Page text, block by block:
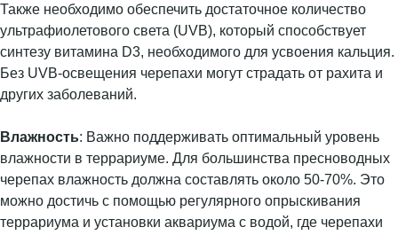
Также необходимо обеспечить достаточное количество
ультрафиолетового света (UVB), который способствует
синтезу витамина D3, необходимого для усвоения кальция.
Без UVB-освещения черепахи могут страдать от рахита и
других заболеваний.
Влажность: Важно поддерживать оптимальный уровень
влажности в террариуме. Для большинства пресноводных
черепах влажность должна составлять около 50-70%. Это
можно достичь с помощью регулярного опрыскивания
террариума и установки аквариума с водой, где черепахи